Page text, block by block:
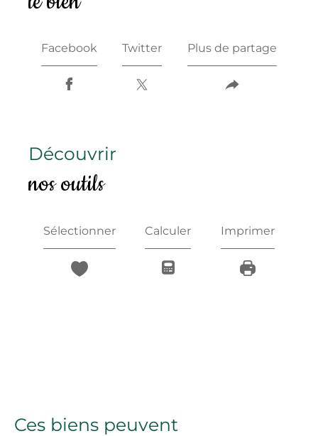
Facebook Twitter Plus de partage
découvrir
nos outils
Sélectionner Calculer Imprimer
Ces biens peuvent